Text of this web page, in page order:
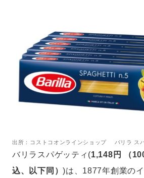
出所：コストコオンラインショップ バリラ ス
バリラスパゲッティ(1,148円 （
込、以下同）)は、1877年創業の